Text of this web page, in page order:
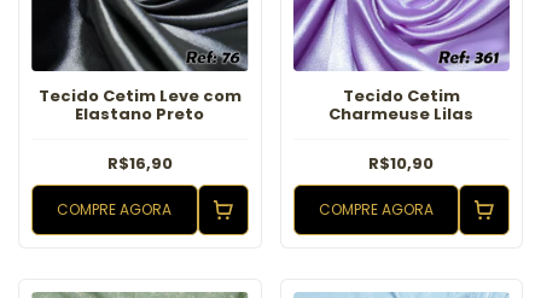
Tecido Cetim Leve com
Elastano Preto
R$16,90
COMPRE AGORA
Tecido Cetim
Charmeuse Lilas
R$10,90
COMPRE AGORA